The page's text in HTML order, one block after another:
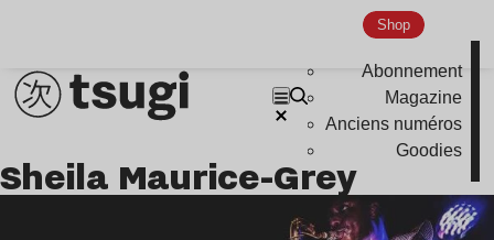
Shop
Abonnement
Magazine
Anciens numéros
Goodies
Sheila Maurice-Grey